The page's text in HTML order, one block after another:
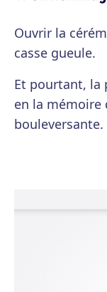
Ouvrir la
casse gueule.
Et pourtant, la
en la mémoire
bouleversante.